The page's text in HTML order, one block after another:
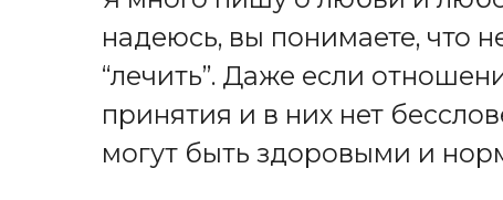
надеюсь, вы понимаете, что
“лечить”. Даже если
принятия и в них нет
могут быть здоровыми и